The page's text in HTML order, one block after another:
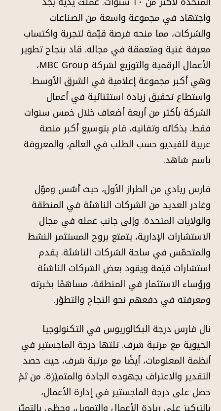
واجتهاد في مجموعة واسعة من الصناعات
والشركات، مما منحه فرصة قيّمة لتجربة واكتساب
معرفة غنية ومتعمقة في مجاله. قاد بنجاح تطوير
الأعمال الرقمية والتوزيع لشركة MBC Group،
وهي أكبر مجموعة إعلامية في الشرق الأوسط.
واستطاع تحقيق زيادة استثنائية في أعمال
الشركة بأكثر من أربعة أضعاف خلال خمس سنوات
فقط. بذكائه وتفانيه، قام بتوسيع أكبر منصة
عربية للفيديو حسب الطلب في العالم، والمعروفة
باسم شاهد.
فارس ريادي من الطراز الأول، حيث أسّس وموّل
وغادر العديد من الشركات الناشئة في المنطقة
والولايات المتحدة. وإلى جانب عمله في مجال
الاستشارات الإدارية، يتمتع بروح المستثمر النشط
والمتحمّس في ساحة الشركات الناشئة. يقدم
استشارات قيّمة ويقود بعض الشركات الناشئة
ورؤساء الاستثمار في المنطقة، مساهمًا بخبرته
ومعرفته في دفعهم نحو النجاح والتطوّر.
نال فارس درجة البكالوريوس في التكنولوجيا
الحيوية مع مرتبة شرف. تلتها درجة الماجستير في
أنظمة المعلومات، أيضًا مع مرتبة شرف، حيث حصد
التقدير والاعتراف بجهوده الجادة والمتميّزة. من ثمّ
حصل على درجة الماجستير في إدارة الأعمال،